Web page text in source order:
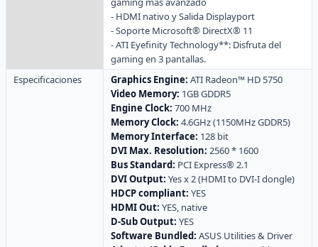
- HDMI nativo y Salida Displayport
- Soporte Microsoft® DirectX® 11
- ATI Eyefinity Technology**: Disfruta del
gaming en 3 pantallas.
Especificaciones
Graphics Engine: ATI Radeon™ HD 5750
Video Memory: 1GB GDDR5
Engine Clock: 700 MHz
Memory Clock: 4.6GHz (1150MHz GDDR5)
Memory Interface: 128 bit
DVI Max. Resolution: 2560 * 1600
Bus Standard: PCI Express® 2.1
DVI Output: Yes x 2 (HDMI to DVI-I dongle)
HDCP compliant: YES
HDMI Out: YES, native
D-Sub Output: YES
Software Bundled: ASUS Utilities & Driver